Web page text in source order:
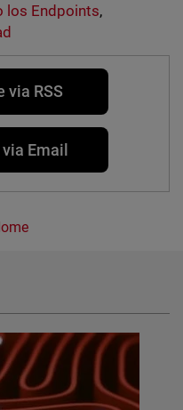
los Endpoints,
via RSS
Email